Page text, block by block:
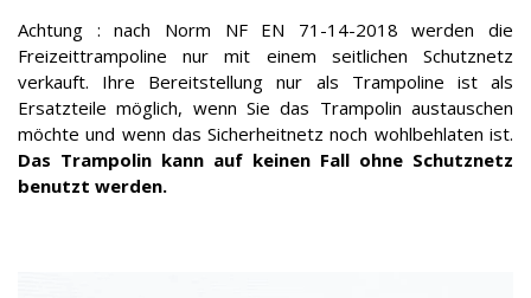
Achtung : nach Norm NF EN 71-14-2018 werden die
Freizeittrampoline nur mit einem seitlichen Schutznetz
verkauft. Ihre Bereitstellung nur als Trampoline ist als
Ersatzteile möglich, wenn Sie das Trampolin austauschen
möchte und wenn das Sicherheitnetz noch wohlbehlaten ist.
Das Trampolin kann auf keinen Fall ohne Schutznetz
benutzt werden.